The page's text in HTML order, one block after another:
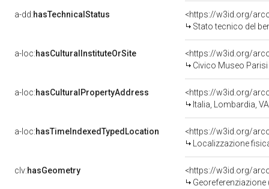
a-dd:hasTechnicalStatus
<https://w3id.org/
Stato tecnico del
a-loc:hasCulturalInstituteOrSite
Civico Museo Parisi
a-loc:hasCulturalPropertyAddress
<https://w3id.org/
Italia, Lombardia,
a-loc:hasTimeIndexedTypedLocation
<https://w3id.org/
Localizzazione
clv:hasGeometry
<https://w3id.org/
Georeferenziazione